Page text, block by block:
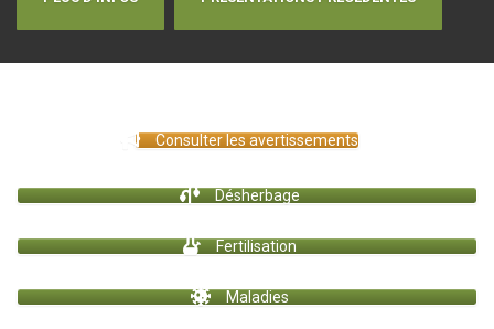
Consulter les avertissements
Désherbage
Fertilisation
Maladies